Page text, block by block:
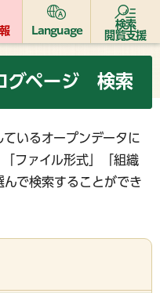
Language
検索
閲覧支援
グページ 検索
いるオープンデータに
ファイル形式」「組織
で検索することができ